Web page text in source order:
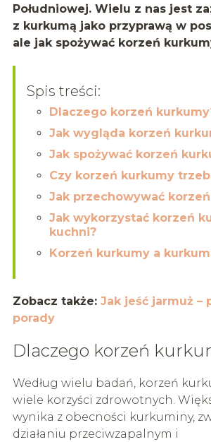
Południowej. Wielu z nas jest
z kurkumą jako przyprawą w
ale jak spożywać korzeń
Spis treści:
Dlaczego korzeń
Jak wygląda korzeń
Jak spożywać korzeń
Czy korzeń kurkumy
Jak przechowywać
Jak wykorzystać korzeń
kuchni?
Korzeń kurkumy a
Zobacz także: Jak jeść jarmuż –
porady
Dlaczego korzeń
Według wielu badań, korzeń
wiele korzyści zdrowotnych.
wynika z obecności kurkuminy,
działaniu przeciwzapalnym i